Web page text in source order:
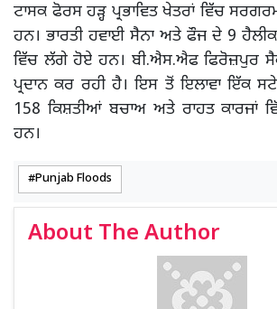
ਟਾਸਕ ਫੋਰਸ ਹੜ੍ਹ ਪ੍ਰਭਾਵਿਤ ਖੇਤਰਾਂ ਵਿੱਚ
ਹਨ। ਭਾਰਤੀ ਹਵਾਈ ਸੈਨਾ ਅਤੇ ਫੌਜ ਦੇ 9
ਵਿੱਚ ਲੱਗੇ ਹੋਏ ਹਨ। ਬੀ.ਐਸ.ਐਫ ਫਿਰੋਜ਼ਪੁਰ
ਪ੍ਰਦਾਨ ਕਰ ਰਹੀ ਹੈ। ਇਸ ਤੋਂ ਇਲਾਵਾ ਇੱਕ
158 ਕਿਸ਼ਤੀਆਂ ਬਚਾਅ ਅਤੇ ਰਾਹਤ
ਹਨ।
Punjab Floods
About The Author